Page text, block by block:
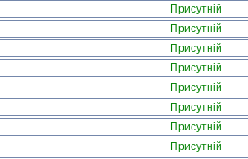
Присутній
Присутній
Присутній
Присутній
Присутній
Присутній
Присутній
Присутній